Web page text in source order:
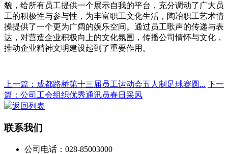
貌，给所有员工提供一个展示自我的平台，充分调动了广大员
工的积极性与参与性，为丰富职工文化生活，陶冶职工艺术情
操提供了一个更为广阔的娱乐空间。通过员工歌声的传递与表
达，对营造企业积极向上的文化氛围，传播公司情怀与文化，
推动企业精神文明建设起到了重要作用。
上一篇：成都路桥第十三届员工运动会五人制足球赛圆... 下一
篇：公司工会组织优秀通讯员春日采风
返回列表
联系我们
公司电话：028-85003000